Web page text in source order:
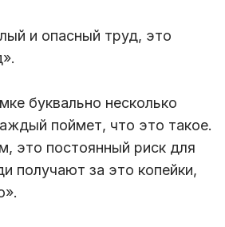
и опасный труд, это
буквально несколько
поймет, что это такое.
это постоянный риск для
получают за это копейки,